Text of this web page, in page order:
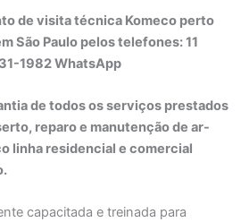
de visita técnica Komeco perto
São Paulo pelos telefones: 11
1982 WhatsApp
de todos os serviços prestados
reparo e manutenção de ar-
linha residencial e comercial
capacitada e treinada para